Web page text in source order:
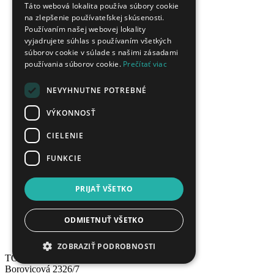
O nás
Kontakt
Obchodné podmienky
Ochrana osobných údajov
Blog
O šperkoch
Značky
Poštovné
Vernostný program
Gravírovanie šperkov
Ako urobiť odtlačok prsta?
Pánske náramky
Sprievodca kameňmi
Veľkosť prsteňa?
Dĺžka retiazky?
Veľkosť pánskych náramkov
PDF katalógy
TOP SHOP s.r.o.
Borovicová 2326/7
Táto webová lokalita používa súbory cookie
na zlepšenie používateľskej skúsenosti.
Používaním našej webovej lokality
vyjadrujete súhlas s používaním všetkých
súborov cookie v súlade s našimi zásadami
používania súborov cookie. Prečítať viac
NEVYHNUTNE POTREBNÉ
VÝKONNOSŤ
CIELENIE
FUNKCIE
PRIJAŤ VŠETKO
ODMIETNUŤ VŠETKO
ZOBRAZIŤ PODROBNOSTI